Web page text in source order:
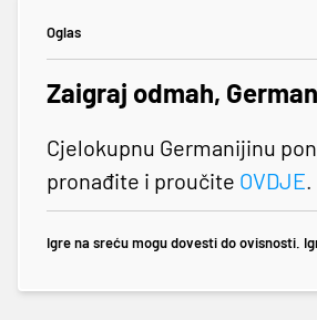
Oglas
Zaigraj odmah,
Cjelokupnu Germanijinu
pronađite i proučite OVDJE
Igre na sreću mogu dovesti do ovisnosti.